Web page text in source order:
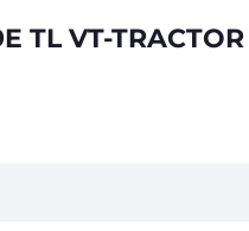
TL VT-TRACTOR